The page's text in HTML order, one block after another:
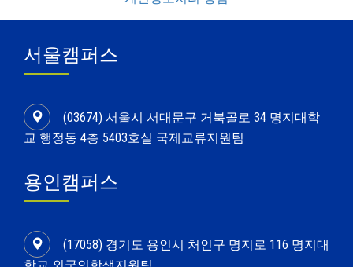
서울캠퍼스
(03674) 서울시 서대문구 거북골로 34 명지대학
교 행정동 4층 5403호실 국제교류지원팀
용인캠퍼스
(17058) 경기도 용인시 처인구 명지로 116 명지대